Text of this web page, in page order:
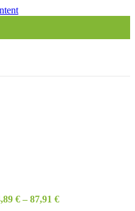
€ – 87,91 €